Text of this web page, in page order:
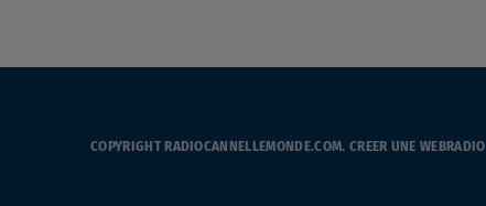
COPYRIGHT RADIOCANNELLEMONDE.COM. CREER UNE WEBRADIO